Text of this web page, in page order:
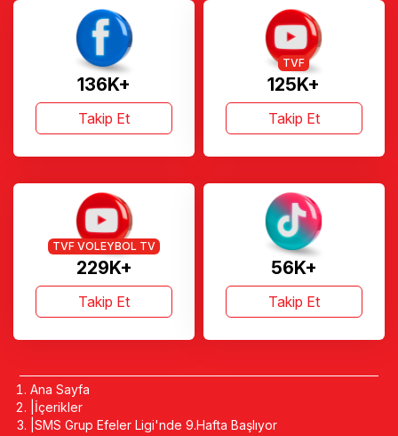
136K+
Takip Et
125K+
TVF
Takip Et
229K+
TVF VOLEYBOL TV
Takip Et
56K+
Takip Et
Ana Sayfa
İçerikler
SMS Grup Efeler Ligi'nde 9.Hafta Başlıyor